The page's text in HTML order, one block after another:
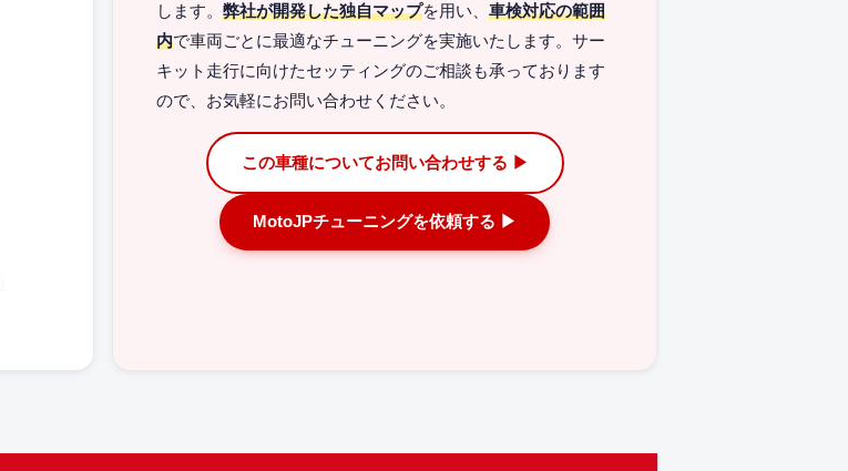
します。 弊社が開発した独自マップを用い、 車検対応の範囲
内で車両ごとに最適なチューニングを実施いたします。サー
キット走行に向けたセッティングのご相談も承っております
ので、お気軽にお問い合わせください。
この車種についてお問い合わせする ▶
MotoJPチューニングを依頼する ▶